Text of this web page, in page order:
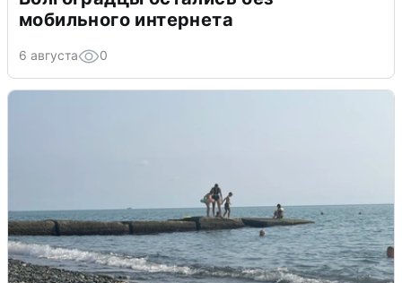
мобильного интернета
6 августа 0